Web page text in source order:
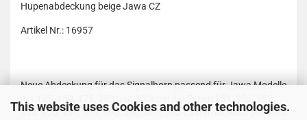
This website uses Cookies and other technologies.
Hupenabdeckung beige Jawa CZ
Artikel Nr.: 16957
Neue Abdeckung für das Signalhorn passend für Jawa Modelle
354, 355, 356, 559, 590, 360, 361, 362 California,Auch passend